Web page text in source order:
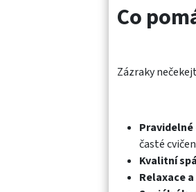
Co
Zázraky
Pravidelné
časté
Kvalitní
Relaxace